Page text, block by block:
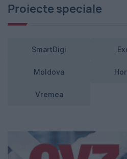
Proiecte speciale
SmartDigi
Moldova
Vremea